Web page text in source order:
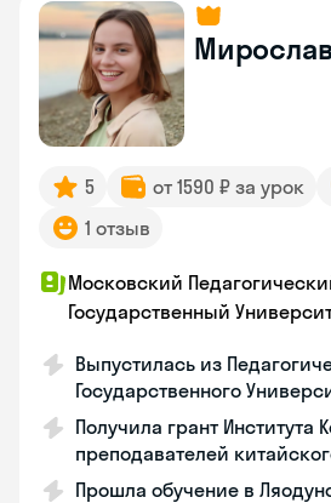
5 от 1590 ₽ за урок
1 отзыв
Московский
Государственный
Выпустилась из
Государственного
Получила грант Института
преподавателей
Прошла обучение в